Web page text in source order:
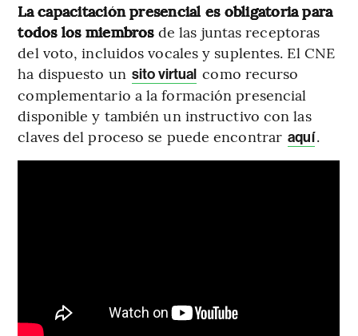
La capacitación presencial es obligatoria para
todos los miembrosde las juntas receptoras
del voto, incluidos vocales y suplentes. El CNE
ha dispuesto un sito virtual como recurso
complementario a la formación presencial
disponible y también un instructivo con las
claves del proceso se puede encontrar aquí.